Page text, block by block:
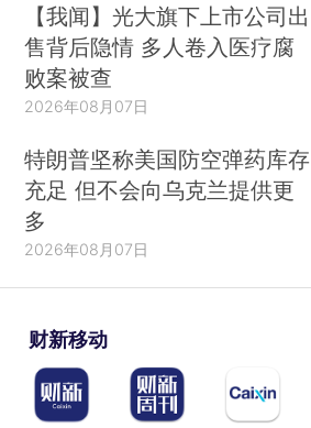
【我闻】光大旗下上市公司出
售背后隐情 多人卷入医疗腐
败案被查
2026年08月07日
特朗普坚称美国防空弹药库存
充足 但不会向乌克兰提供更
多
2026年08月07日
财新移动